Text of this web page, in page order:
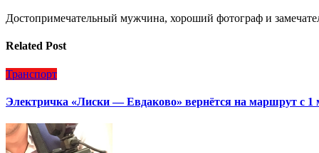
Достопримечательный мужчина, хороший фотограф и
Related Post
Транспорт
Электричка «Лиски — Евдаково» вернётся на маршрут с 1